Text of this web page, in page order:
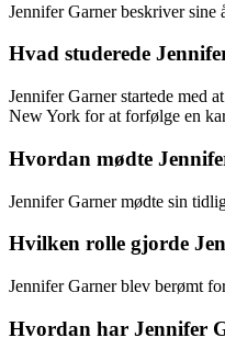
Jennifer Garner beskriver sine
Hvad studerede
Jennifer Garner startede med
New York for at forfølge en
Hvordan mødte
Jennifer Garner mødte sin
Hvilken rolle gjorde
Jennifer Garner blev berømt
Hvordan har Jennifer